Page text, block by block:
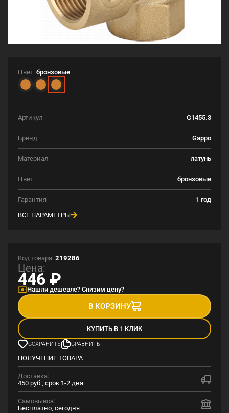
Цвет: бронзовые
Артикул G1455.3
Бренд Gappo
Материал латунь
Цвет бронзовые
Гарантия
1 год
ВСЕ ПАРАМЕТРЫ
Код товара: 219286
Цена:
446 ₽
Нашли дешевле? Снизим цену?
В КОРЗИНУ
КУПИТЬ В 1 КЛИК
СОХРАНИТЬ СРАВНИТЬ
ПОЛУЧЕНИЕ ТОВАРА
Доставка:
450 руб , срок 1-2 дня
Самовывоз:
Бесплатно, сегодня